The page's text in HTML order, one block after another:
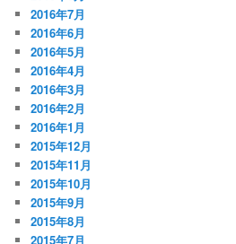
2016年7月
2016年6月
2016年5月
2016年4月
2016年3月
2016年2月
2016年1月
2015年12月
2015年11月
2015年10月
2015年9月
2015年8月
2015年7月